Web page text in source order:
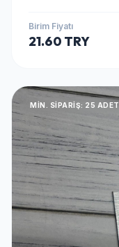
Birim Fiyatı
21.60 TRY
MIN. SIPARIŞ: 25 ADET